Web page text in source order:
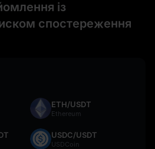
із
спостереження
ETH/USDT
Ethereum
USDC/USDT
USDCoin